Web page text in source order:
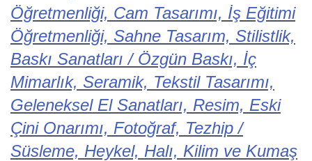
Öğretmenliği, Cam Tasarımı, İş Eğitimi
Öğretmenliği, Sahne Tasarım, Stilistlik,
Baskı Sanatları / Özgün Baskı, İç
Mimarlık, Seramik, Tekstil Tasarımı,
Geleneksel El Sanatları, Resim, Eski
Çini Onarımı, Fotoğraf, Tezhip /
Süsleme, Heykel, Halı, Kilim ve Kumaş